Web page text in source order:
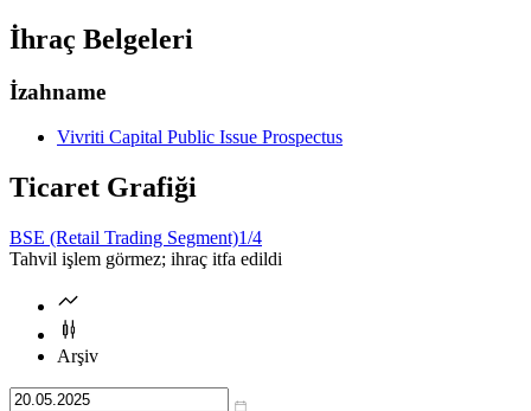
İhraç Belgeleri
İzahname
Vivriti Capital Public Issue Prospectus
Ticaret Grafiği
BSE (Retail Trading Segment)1/4
Tahvil işlem görmez; ihraç itfa edildi
Arşiv